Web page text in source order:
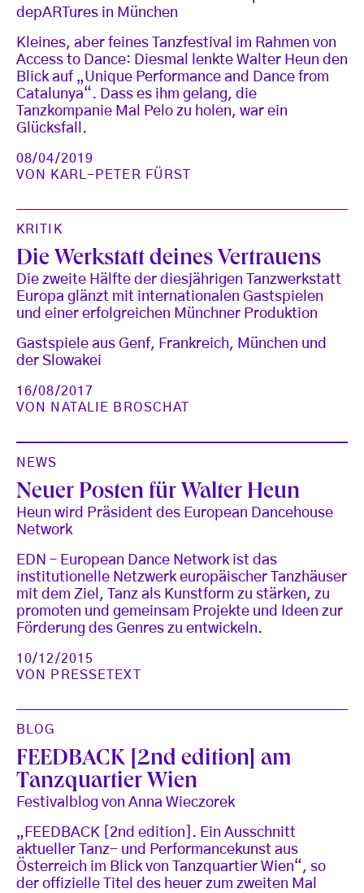
depARTures in München
Kleines, aber feines Tanzfestival im Rahmen von
Access to Dance: Diesmal lenkte Walter Heun den
Blick auf „Unique Performance and Dance from
Catalunya“. Dass es ihm gelang, die
Tanzkompanie Mal Pelo zu holen, war ein
Glücksfall.
08/04/2019
VON
KARL-PETER FÜRST
KRITIK
Die Werkstatt deines Vertrauens
Die zweite Hälfte der diesjährigen Tanzwerkstatt
Europa glänzt mit internationalen Gastspielen
und einer erfolgreichen Münchner Produktion
Gastspiele aus Genf, Frankreich, München und
der Slowakei
16/08/2017
VON
NATALIE BROSCHAT
NEWS
Neuer Posten für Walter Heun
Heun wird Präsident des European Dancehouse
Network
EDN – European Dance Network ist das
institutionelle Netzwerk europäischer Tanzhäuser
mit dem Ziel, Tanz als Kunstform zu stärken, zu
promoten und gemeinsam Projekte und Ideen zur
Förderung des Genres zu entwickeln.
10/12/2015
VON
PRESSETEXT
BLOG
FEEDBACK [2nd edition] am
Tanzquartier Wien
Festivalblog von Anna Wieczorek
„FEEDBACK [2nd edition]. Ein Ausschnitt
aktueller Tanz- und Performancekunst aus
Österreich im Blick von Tanzquartier Wien“, so
der offizielle Titel des heuer zum zweiten Mal